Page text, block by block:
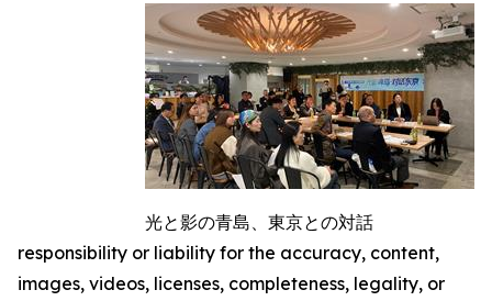
光と影の青島、東京との対話
responsibility or liability for the accuracy, content,
images, videos, licenses, completeness, legality, or